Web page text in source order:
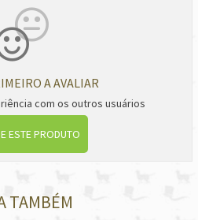
A AVALIAR
com os outros usuários
ESTE PRODUTO
TAMBÉM